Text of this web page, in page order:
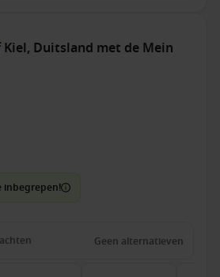
Duitsland met de Mein
inbegrepen!
Geen alternatieven